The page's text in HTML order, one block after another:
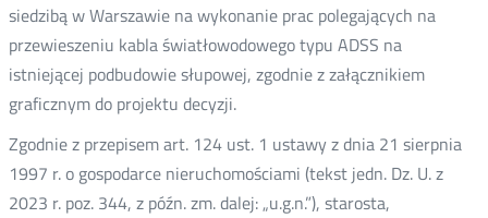
siedzibą w Warszawie na wykonanie prac polegających na
przewieszeniu kabla światłowodowego typu ADSS na
istniejącej podbudowie słupowej, zgodnie z załącznikiem
graficznym do projektu decyzji.
Zgodnie z przepisem art. 124 ust. 1 ustawy z dnia 21 sierpnia
1997 r. o gospodarce nieruchomościami (tekst jedn. Dz. U. z
2023 r. poz. 344, z późn. zm. dalej: „u.g.n.”), starosta,